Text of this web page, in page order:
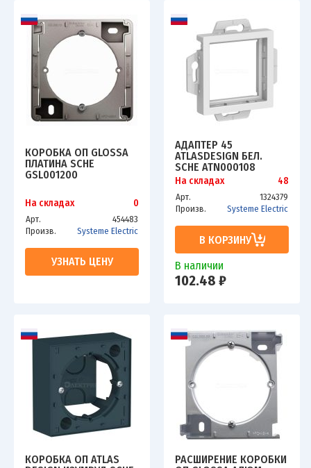
КОРОБКА ОП GLOSSA
ПЛАТИНА SCHE
GSL001200
На складах 0
Арт.
454483
Произв.
Systeme Electric
УЗНАТЬ ЦЕНУ
АДАПТЕР 45
ATLASDESIGN БЕЛ.
SCHE ATN000108
На складах 48
Арт.
1324379
Произв.
Systeme Electric
В КОРЗИНУ
В наличии
102.48 ₽
КОРОБКА ОП ATLAS
РАСШИРЕНИЕ КОРОБКИ